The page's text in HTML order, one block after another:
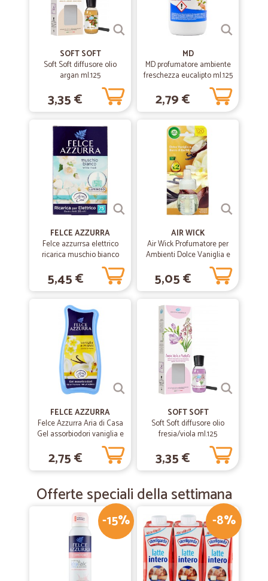
26/02/2020
—Donato B.
Consegna avvenuta nei tempi concordati
Consegna avvenuta nei tempi concordati
24/12/2019
Poonam S.
Molto bene il servizio
Molto bene il servizio
—Francesco C.
Continuate cosi
Consegna in tempo, pacco integro. Li raccomando.
02/07/2019
—Silvia B.
Gentilezza e professionalità
Gentilezza e professionalità
SOFT SOFT
Soft Soft diffusore olio
argan ml.125
3,35 €
MD
MD profumatore ambiente
freschezza eucalipto ml.125
2,79 €
FELCE AZZURRA
Felce azzurrsa elettrico
ricarica muschio bianco
5,45 €
AIR WICK
Air Wick Profumatore per
Ambienti Dolce Vaniglia e
Burro di Karitè Ricarica 19
mL
5,05 €
FELCE AZZURRA
Felce Azzurra Aria di Casa
Gel assorbiodori vaniglia e
monoi 140 gr.
2,75 €
SOFT SOFT
Soft Soft diffusore olio
fresia/viola ml.125
3,35 €
Offerte speciali della settimana
-15% -8%